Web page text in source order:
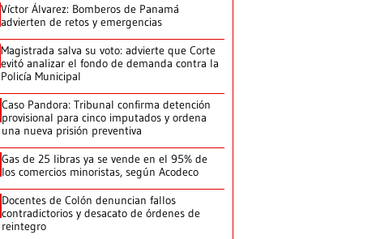
Víctor Álvarez: Bomberos de Panamá
advierten de retos y emergencias
Magistrada salva su voto: advierte que Corte
evitó analizar el fondo de demanda contra la
Policía Municipal
Caso Pandora: Tribunal confirma detención
provisional para cinco imputados y ordena
una nueva prisión preventiva
Gas de 25 libras ya se vende en el 95% de
los comercios minoristas, según Acodeco
Docentes de Colón denuncian fallos
contradictorios y desacato de órdenes de
reintegro